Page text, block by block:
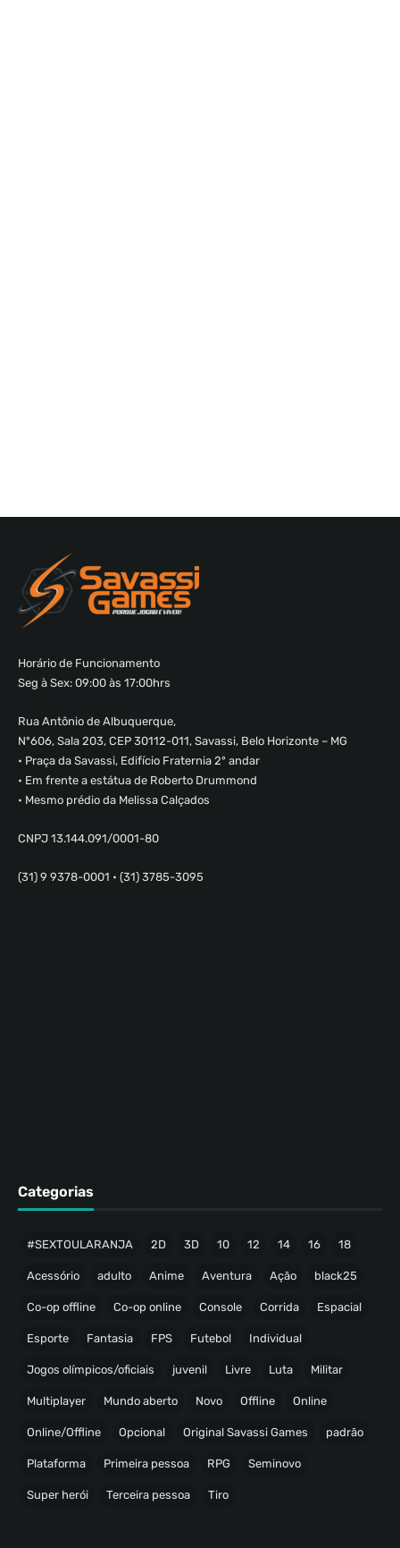
Horário de Funcionamento
Seg à Sex: 09:00 às 17:00hrs
Rua Antônio de Albuquerque,
Nº606, Sala 203, CEP 30112-011, Savassi, Belo Horizonte – MG
• Praça da Savassi, Edifício Fraternia 2º andar
• Em frente a estátua de Roberto Drummond
• Mesmo prédio da Melissa Calçados
CNPJ 13.144.091/0001-80
(31) 9 9378-0001 • (31) 3785-3095
Categorias
#SEXTOULARANJA 2D 3D 10 12 14 16 18
Acessório adulto Anime Aventura Ação black25
Co-op offline Co-op online Console Corrida Espacial
Esporte Fantasia FPS Futebol Individual
Jogos olímpicos/oficiais juvenil Livre Luta Militar
Multiplayer Mundo aberto Novo Offline Online
Online/Offline Opcional Original Savassi Games padrão
Plataforma Primeira pessoa RPG Seminovo
Super herói Terceira pessoa Tiro